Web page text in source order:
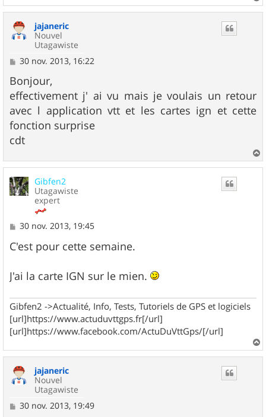
a
jajaneric
Nouvel
Utagawiste
M
s
s
a
g
e
30 nov. 2013, 16:22
Bonjour,
effectivement j' ai vu mais je voulais un retour
avec l application vtt et les cartes ign et cette
fonction surprise
cdt
a
Gibfen2
Utagawiste
expert
M
s
s
g
e
30 nov. 2013, 19:45
C'est pour cette semaine.
J'ai la carte IGN sur le mien.
Gibfen2 ->Actualité, Info, Tests, Tutoriels de GPS et logiciels
[url]https://www.actuduvttgps.fr[/url]
[url]https://www.facebook.com/ActuDuVttGps/[/url]
a
jajaneric
Nouvel
Utagawiste
M
30 nov. 2013, 19:49